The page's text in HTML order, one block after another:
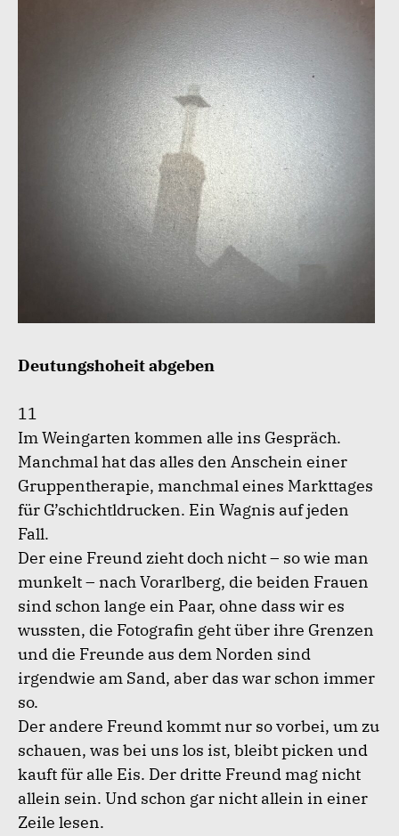
Deutungshoheit abgeben
11
Im Weingarten kommen alle ins Gespräch.
Manchmal hat das alles den Anschein einer
Gruppentherapie, manchmal eines Markttages
für G’schichtldrucken. Ein Wagnis auf jeden
Fall.
Der eine Freund zieht doch nicht – so wie man
munkelt – nach Vorarlberg, die beiden Frauen
sind schon lange ein Paar, ohne dass wir es
wussten, die Fotografin geht über ihre Grenzen
und die Freunde aus dem Norden sind
irgendwie am Sand, aber das war schon immer
so.
Der andere Freund kommt nur so vorbei, um zu
schauen, was bei uns los ist, bleibt picken und
kauft für alle Eis. Der dritte Freund mag nicht
allein sein. Und schon gar nicht allein in einer
Zeile lesen.